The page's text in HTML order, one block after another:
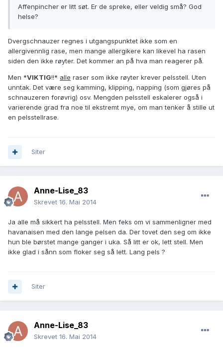
Affenpincher er litt søt. Er de spreke, eller veldig små? God
helse?
Dvergschnauzer regnes i utgangspunktet ikke som en
allergivennlig rase, men mange allergikere kan likevel ha rasen
siden den ikke røyter. Det kommer an på hva man reagerer på.
Men *VIKTIG!!* alle raser som ikke røyter krever pelsstell. Uten
unntak. Det være seg kamming, klipping, napping (som gjøres på
schnauzeren forøvrig) osv. Mengden pelsstell eskalerer også i
varierende grad fra noe til ekstremt mye, om man tenker å stille ut
en pelsstellrase.
Siter
Anne-Lise_83
Skrevet 16. Mai 2014
Ja alle må sikkert ha pelsstell. Men feks om vi sammenligner med
havanaisen med den lange pelsen da. Der tovet den seg om ikke
hun ble børstet mange ganger i uka. Så litt er ok, lett stell. Men
ikke glad i sånn som floker seg så lett. Lang pels ?
Siter
Anne-Lise_83
Skrevet 16. Mai 2014